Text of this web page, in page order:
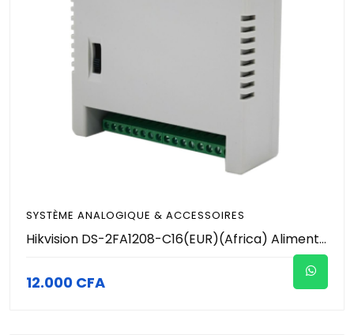
SYSTÈME ANALOGIQUE & ACCESSOIRES
Hikvision DS-2FA1208-C16(EUR)(Africa) Alimentation CCTV 12 Volts 16 canaux
12.000 CFA